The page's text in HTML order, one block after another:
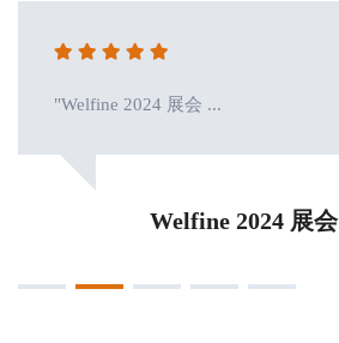
"Welfine 2024 展会 ...
Welfine 2024 展会